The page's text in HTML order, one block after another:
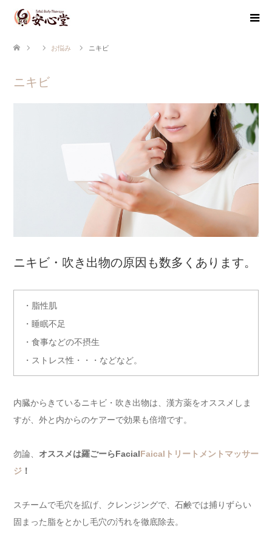
お悩み ニキビ
ニキビ
ニキビ・吹き出物の原因も数多くあります。
・脂性肌
・睡眠不足
・食事などの不摂生
・ストレス性・・・などなど。
内臓からきているニキビ・吹き出物は、漢方薬をオススメしま
すが、外と内からのケアーで効果も倍増です。
勿論、 オススメは羅ごーらFacialFaicalトリートメントマッサー
ジ ！
スチームで毛穴を拡げ、クレンジングで、石鹸では捕りずらい
固まった脂をとかし毛穴の汚れを徹底除去。